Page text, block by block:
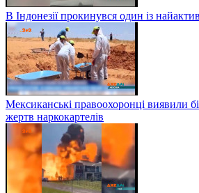
В Індонезії прокинувся один із
Мексиканські правоохоронці виявили
жертв наркокартелів